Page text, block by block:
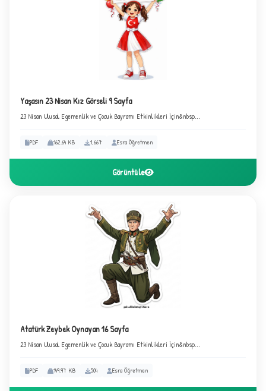
Yaşasın 23 Nisan Kız Görseli 9 Sayfa
23 Nisan Ulusal Egemenlik ve Çocuk Bayramı Etkinlikleri İçin&nbsp...
PDF 162.64 KB 1,667 Esra Öğretmen
Görüntüle
Atatürk Zeybek Oynayan 16 Sayfa
23 Nisan Ulusal Egemenlik ve Çocuk Bayramı Etkinlikleri İçin&nbsp...
PDF 149.97 KB 504 Esra Öğretmen